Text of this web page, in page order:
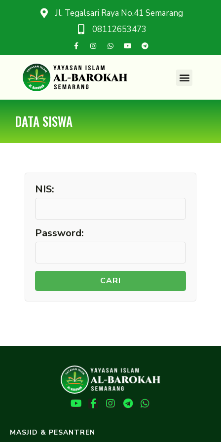
Jl. Tegalsari Raya No.41 Semarang
08112653473
DATA SISWA
NIS:
Password:
CARI
MASJID & PESANTREN